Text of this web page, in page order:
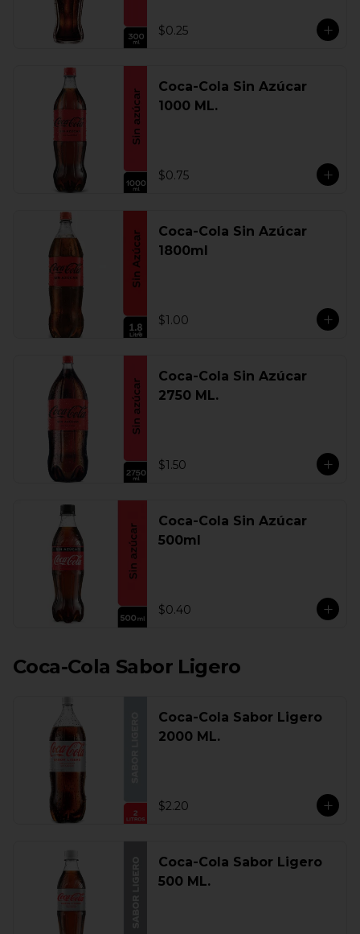
$0.25
Coca-Cola Sin Azúcar
1000 ML.
$0.75
Coca-Cola Sin Azúcar
1800ml
$1.00
Coca-Cola Sin Azúcar
2750 ML.
$1.50
Coca-Cola Sin Azúcar
500ml
$0.40
Coca-Cola Sabor Ligero
Coca-Cola Sabor Ligero
2000 ML.
$2.20
Coca-Cola Sabor Ligero
500 ML.